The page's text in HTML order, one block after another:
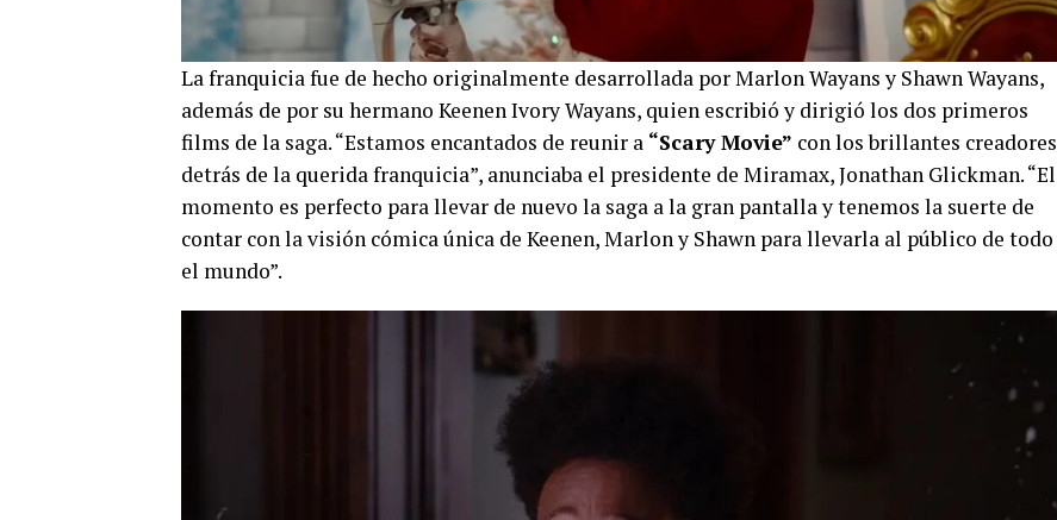
La franquicia fue de hecho originalmente desarrollada por Marlon Wayans y Shawn Wayans,
además de por su hermano Keenen Ivory Wayans, quien escribió y dirigió los dos primeros
films de la saga. “Estamos encantados de reunir a “Scary Movie” con los brillantes creadores
detrás de la querida franquicia”, anunciaba el presidente de Miramax, Jonathan Glickman. “El
momento es perfecto para llevar de nuevo la saga a la gran pantalla y tenemos la suerte de
contar con la visión cómica única de Keenen, Marlon y Shawn para llevarla al público de todo
el mundo”.